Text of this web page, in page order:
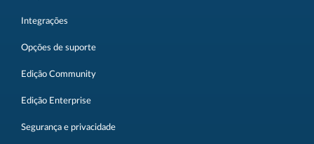
Integrações
Opções de suporte
Edição Community
Edição Enterprise
Segurança e privacidade